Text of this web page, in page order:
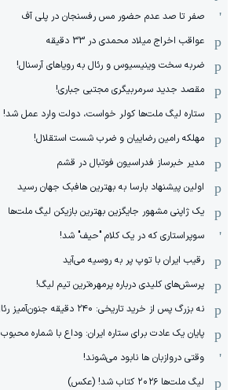
صفر تا صد عدم حضور مس رفسنجان در پلی آف
عواقب اخراج میلاد محمدی در 33 دقیقه
ضربه سخت وینیسیوس و رئال به رویاهای آرسنال!
مقصد جدید سرمربیگری مجتبی جباری!
ستاره لیگ ملت‌ها کولر خواست، دولت وارد عمل شد!
مهلکه رامین رضاییان و ضرب شست استقلال!
مدیر خبرساز فدراسیون فوتبال در قشم
اولین پیشنهاد بارسا به بهترین هافبک جهان رسید
یک ژاپنی مشهور جایگزین بهترین بازیکن لیگ ملت‌ها
سوپراستاری که در یک کلام "حیف" شد!
رقیب ایران با توپ پر به روسیه می‌آید
پرسش‌های کلیدی درباره پرمهره‌ترین تیم لیگ!
نه بزرگ پس از خرید تاریخی: ۲۴۰ دقیقه جنون‌آمیز رئال!
پایان یک عادت برای ستاره ایران: وداع با شماره محبوب
وقتی دروازبان ها نابود می‌شوند!
لیگ ملت‌ها ٢٠٢۶ کتاب شد! (عکس)